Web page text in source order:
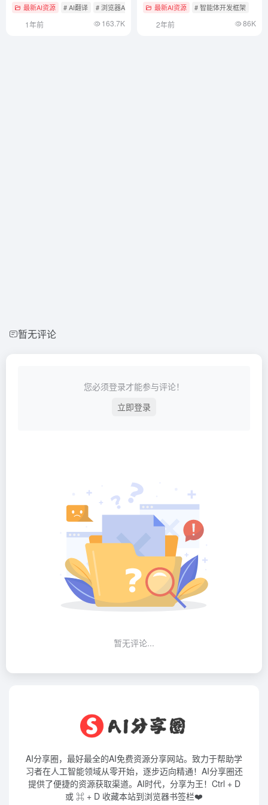
PDF/EPUB/视频字幕全支持
最新AI资源 # AI翻译 # 浏览器AI助手
1年前 163.7K
最新AI资源 # 智能体开发框架
2年前 86K
暂无评论
您必须登录才能参与评论！
立即登录
暂无评论...
AI分享圈，最好最全的AI免费资源分享网站。致力于帮助学
习者在人工智能领域从零开始，逐步迈向精通！AI分享圈还
提供了便捷的资源获取渠道。AI时代，分享为王！Ctrl + D
或 ⌘ + D 收藏本站到浏览器书签栏❤️